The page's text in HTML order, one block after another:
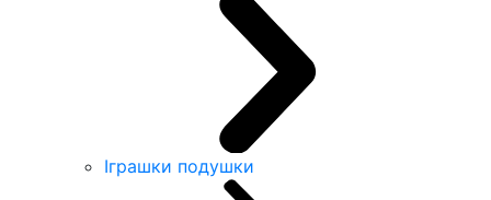
Іграшки подушки